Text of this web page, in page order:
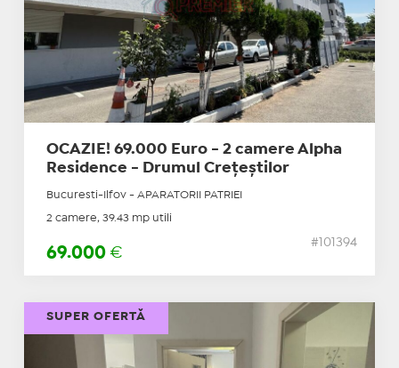
OCAZIE! 69.000 Euro - 2 camere Alpha
Residence - Drumul Crețeștilor
Bucuresti-Ilfov - APARATORII PATRIEI
2 camere, 39.43 mp utili
69.000 €
#101394
SUPER OFERTĂ